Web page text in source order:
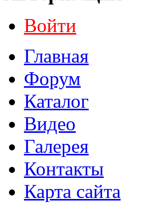
Войти
Главная
Форум
Каталог
Видео
Галерея
Контакты
Карта сайта